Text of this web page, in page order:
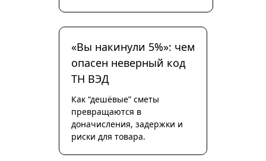
«Вы накинули 5%»: чем
опасен неверный код
ТН ВЭД
Как “дешёвые” сметы
превращаются в
доначисления, задержки и
риски для товара.